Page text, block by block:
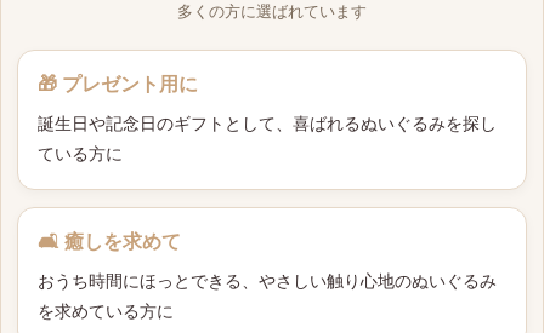
多くの方に選ばれています
🎁 プレゼント用に
誕生日や記念日のギフトとして、喜ばれるぬいぐるみを探し
ている方に
🛋 癒しを求めて
おうち時間にほっとできる、やさしい触り心地のぬいぐるみ
を求めている方に